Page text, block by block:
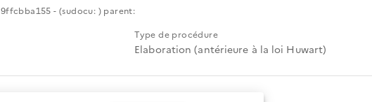
- (sudocu: ) parent:
Type de procédure
Elaboration (antérieure à la loi Huwart)